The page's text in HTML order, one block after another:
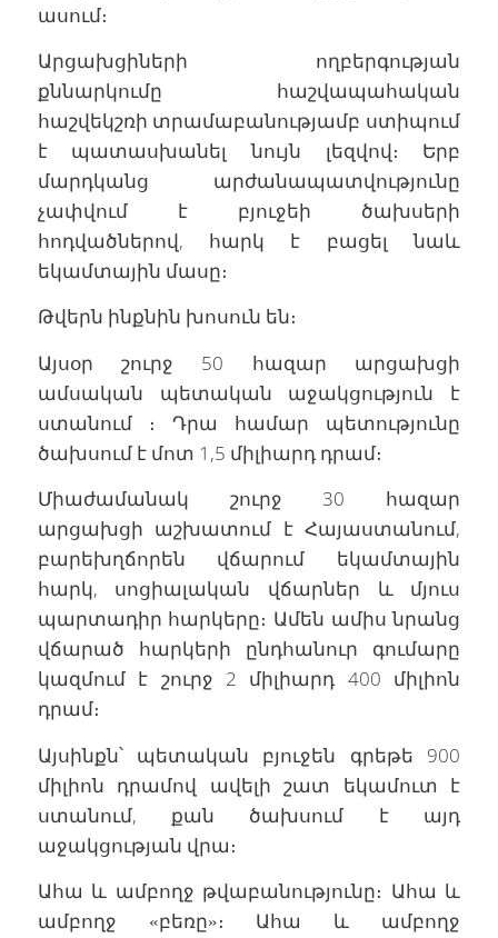
ասում։
Արցախցիների ողբերգության
քննարկումը հաշվապահական
հաշվեկշռի տրամաբանությամբ ստիպում
է պատասխանել նույն լեզվով։ Երբ
մարդկանց արժանապատվությունը
չափվում է բյուջեի ծախսերի
հոդվածներով, հարկ է բացել նաև
եկամտային մասը։
Թվերն ինքնին խոսուն են։
Այսօր շուրջ 50 հազար արցախցի
ամսական պետական աջակցություն է
ստանում ։ Դրա համար պետությունը
ծախսում է մոտ 1,5 միլիարդ դրամ։
Միաժամանակ շուրջ 30 հազար
արցախցի աշխատում է Հայաստանում,
բարեխղճորեն վճարում եկամտային
հարկ, սոցիալական վճարներ և մյուս
պարտադիր հարկերը։ Ամեն ամիս նրանց
վճարած հարկերի ընդհանուր գումարը
կազմում է շուրջ 2 միլիարդ 400 միլիոն
դրամ։
Այսինքն՝ պետական բյուջեն գրեթե 900
միլիոն դրամով ավելի շատ եկամուտ է
ստանում, քան ծախսում է այդ
աջակցության վրա։
Ահա և ամբողջ թվաբանությունը։ Ահա և
ամբողջ «բեռը»։ Ահա և ամբողջ